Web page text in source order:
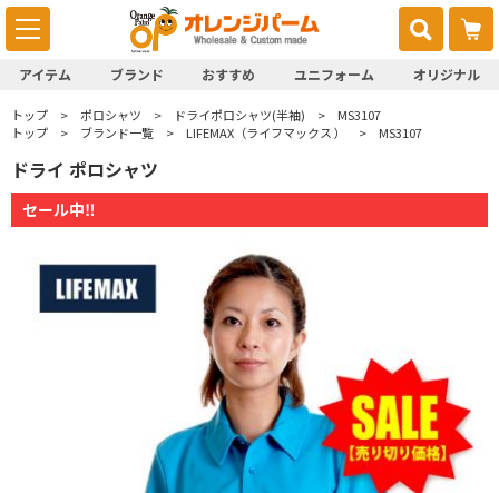
アイテム ブランド おすすめ ユニフォーム オリジナル
トップ ポロシャツ ドライポロシャツ(半袖)
MS3107
トップ
ブランド一覧 LIFEMAX（ライフマックス ） MS3107
ドライ ポロシャツ
セール中‼